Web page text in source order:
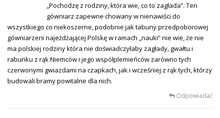
„Pochodzę z rodziny, która wie, co to zagłada”. Ten
gówniarz zapewne chowany w nienawiści do
wszystkiego co niekoszerne, podobnie jak tabuny przedpoborowej
gówniarzerii najeżdżającej Polskę w ramach „nauki” nie wie, że nie
ma polskiej rodziny która nie doświadczyłaby zagłady, gwałtu i
rabunku z rąk Niemców i jego współplemieńców zarówno tych
czerwonymi gwiazdami na czapkach, jak i wcześniej z rąk tych, którzy
budowali bramy powitalne dla nich.
Odpowiadać